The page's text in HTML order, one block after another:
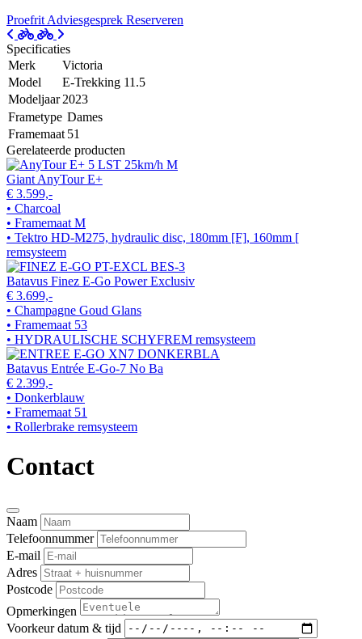
Proefrit Adviesgesprek Reserveren
Specificaties
Merk
Victoria
Model
E-Trekking 11.5
Modeljaar 2023
Frametype Dames
Framemaat 51
Gerelateerde producten
Giant AnyTour E+
€ 3.599,-
• Charcoal
• Framemaat M
• Tektro HD-M275, hydraulic disc, 180mm [F], 160mm [
remsysteem
Batavus Finez E-Go Power Exclusiv
€ 3.699,-
• Champagne Goud Glans
• Framemaat 53
• HYDRAULISCHE SCHYFREM remsysteem
Batavus Entrée E-Go-7 No Ba
€ 2.399,-
• Donkerblauw
• Framemaat 51
• Rollerbrake remsysteem
Contact
Naam
Telefoonnummer
E-mail
Adres
Postcode
Opmerkingen
Voorkeur datum & tijd